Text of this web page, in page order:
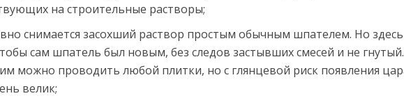
на строительные растворы;
снимается засохший раствор простым обычным шпателем. Но здесь
сам шпатель был новым, без следов застывших смесей и не гнутый.
можно проводить любой плитки, но с глянцевой риск появления
велик;